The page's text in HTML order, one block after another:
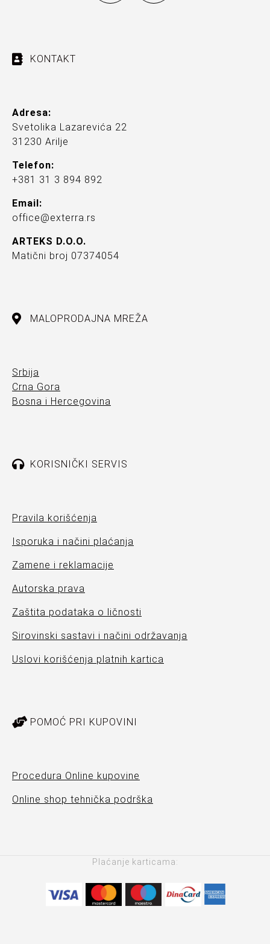
KONTAKT
Adresa:
Svetolika Lazarevića 22
31230 Arilje
Telefon:
+381 31 3 894 892
Email:
office@exterra.rs
ARTEKS D.O.O.
Matični broj 07374054
MALOPRODAJNA MREŽA
Srbija
Crna Gora
Bosna i Hercegovina
KORISNIČKI SERVIS
Pravila korišćenja
Isporuka i načini plaćanja
Zamene i reklamacije
Autorska prava
Zaštita podataka o ličnosti
Sirovinski sastavi i načini održavanja
Uslovi korišćenja platnih kartica
POMOĆ PRI KUPOVINI
Procedura Online kupovine
Online shop tehnička podrška
Plaćanje karticama: